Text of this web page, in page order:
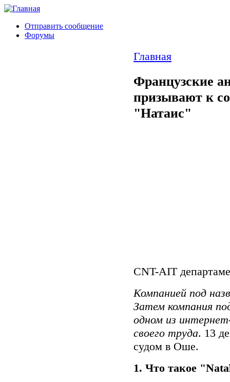
Отправить сообщение
Форумы
Главная
Французские
призывают к
"Натаис"
CNT-AIT
Компанией под
Затем компания
одном из
своего труда. 13
судом в Оше.
1. Что такое